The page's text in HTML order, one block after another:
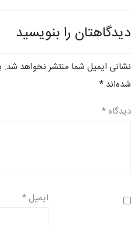
دیدگاهتان را بنویسید
نشانی ایمیل شما منتشر نخواهد شد.
شده‌اند *
دیدگاه *
ایمیل*